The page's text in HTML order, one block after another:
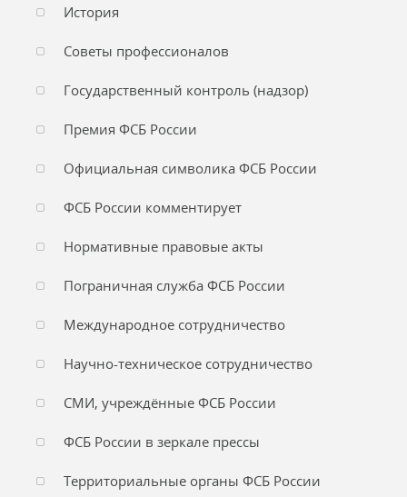
История
Советы профессионалов
Государственный контроль (надзор)
Премия ФСБ России
Официальная символика ФСБ России
ФСБ России комментирует
Нормативные правовые акты
Пограничная служба ФСБ России
Международное сотрудничество
Научно-техническое сотрудничество
СМИ, учреждённые ФСБ России
ФСБ России в зеркале прессы
Территориальные органы ФСБ России